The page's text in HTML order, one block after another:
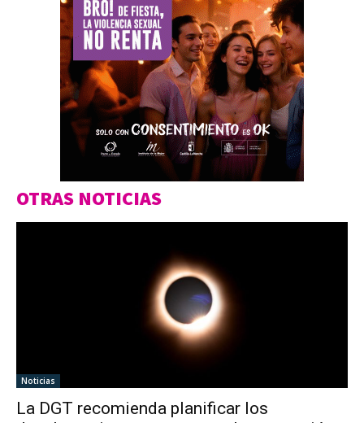
OTRAS NOTICIAS
Noticias
La DGT recomienda planificar los